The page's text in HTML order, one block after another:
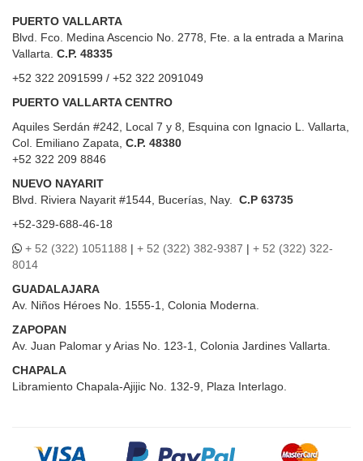
PUERTO VALLARTA
Blvd. Fco. Medina Ascencio No. 2778, Fte. a la entrada a Marina
Vallarta. C.P. 48335
+52 322 2091599 / +52 322 2091049
PUERTO VALLARTA CENTRO
Aquiles Serdán #242, Local 7 y 8, Esquina con Ignacio L. Vallarta,
Col. Emiliano Zapata, C.P. 48380
+52 322 209 8846
NUEVO NAYARIT
Blvd.
Riviera Nayarit #1544, Bucerías, Nay. C.P 63735
+52-329-688-46-18
+ 52 (322) 1051188 | + 52 (322) 382-9387 | + 52 (322) 322-
8014
GUADALAJARA
Av. Niños Héroes No. 1555-1, Colonia Moderna.
ZAPOPAN
Av. Juan Palomar y Arias No. 123-1, Colonia Jardines Vallarta.
CHAPALA
Libramiento Chapala-Ajijic No. 132-9, Plaza Interlago.